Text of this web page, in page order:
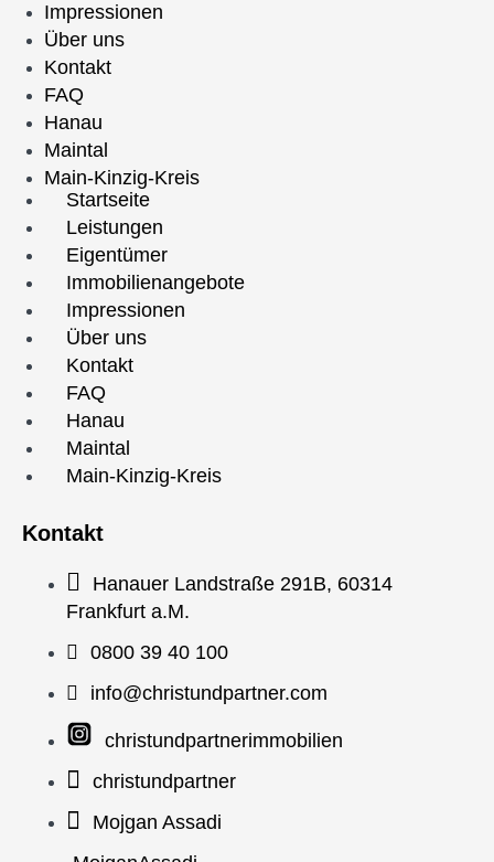
Impressionen
Über uns
Kontakt
FAQ
Hanau
Maintal
Main-Kinzig-Kreis
Startseite
Leistungen
Eigentümer
Immobilienangebote
Impressionen
Über uns
Kontakt
FAQ
Hanau
Maintal
Main-Kinzig-Kreis
Kontakt
Hanauer Landstraße 291B, 60314
Frankfurt a.M.
0800 39 40 100
info@christundpartner.com
christundpartnerimmobilien
christundpartner
Mojgan Assadi